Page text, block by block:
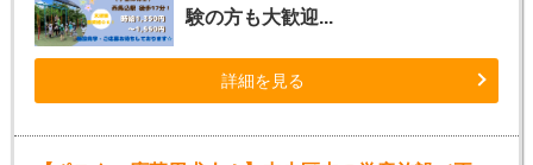
験の方も大歓迎...
詳細を見る